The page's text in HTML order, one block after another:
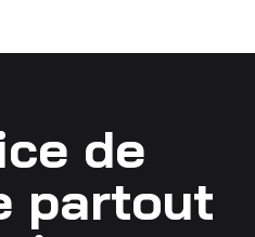
de
partout